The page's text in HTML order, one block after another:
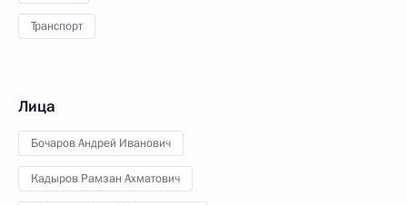
Транспорт
Лица
Бочаров Андрей Иванович
Кадыров Рамзан Ахматович